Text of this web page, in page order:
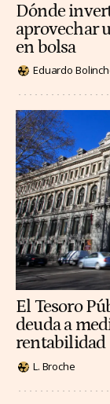
Dónde
aprovechar
en bolsa
Eduardo
El Tesoro
deuda a
rentabilidad
L. Broche